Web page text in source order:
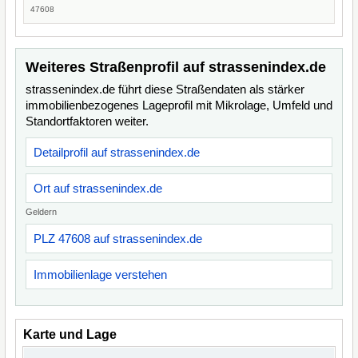
47608
Weiteres Straßenprofil auf strassenindex.de
strassenindex.de führt diese Straßendaten als stärker
immobilienbezogenes Lageprofil mit Mikrolage, Umfeld und
Standortfaktoren weiter.
Detailprofil auf strassenindex.de
Ort auf strassenindex.de
Geldern
PLZ 47608 auf strassenindex.de
Immobilienlage verstehen
Karte und Lage